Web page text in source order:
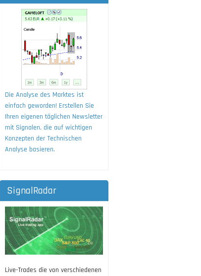
Die Analyse des Marktes ist
einfach geworden! Erstellen Sie
Ihren eigenen täglichen Newsletter
mit Signalen, die auf wichtigen
Konzepten der Technischen
Analyse basieren.
SignalRadar
Live-Trades die von verschiedenen